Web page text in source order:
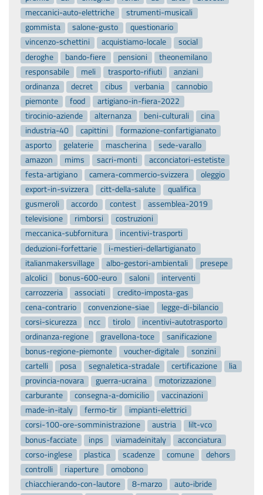
meccanici-auto-elettriche
strumenti-musicali
gommista
salone-gusto
questionario
vincenzo-schettini
acquistiamo-locale
social
deroghe
bando-fiere pensioni
theonemilano
responsabile
meli trasporto-rifiuti
anziani
ordinanza
decret cibus verbania
cannobio
piemonte
food
artigiano-in-fiera-2022
tirocinio-aziende
alternanza beni-culturali
cina
industria-40
capittini
formazione-confartigianato
asporto
gelaterie mascherina
sede-varallo
amazon
mims sacri-monti
acconciatori-estetiste
festa-artigiano
camera-commercio-svizzera
oleggio
export-in-svizzera
citt-della-salute
qualifica
gusmeroli
accordo contest
assemblea-2019
televisione
rimborsi
costruzioni
meccanica-subfornitura
incentivi-trasporti
deduzioni-forfettarie
i-mestieri-dellartigianato
italianmakersvillage
albo-gestori-ambientali
presepe
alcolici
bonus-600-euro saloni
interventi
carrozzeria
associati
credito-imposta-gas
cena-contrario
convenzione-siae
legge-di-bilancio
corsi-sicurezza
ncc tirolo
incentivi-autotrasporto
ordinanza-regione
gravellona-toce
sanificazione
bonus-regione-piemonte
voucher-digitale
sonzini
cartelli
posa segnaletica-stradale certificazione
lia
provincia-novara
guerra-ucraina
motorizzazione
carburante
consegna-a-domicilio
vaccinazioni
made-in-italy
fermo-tir
impianti-elettrici
corsi-100-ore-somministrazione
austria
lilt-vco
bonus-facciate
inps viamadeinitaly
acconciatura
corso-inglese
plastica scadenze comune
dehors
controlli
riaperture
omobono
chiacchierando-con-lautore
8-marzo
auto-ibride